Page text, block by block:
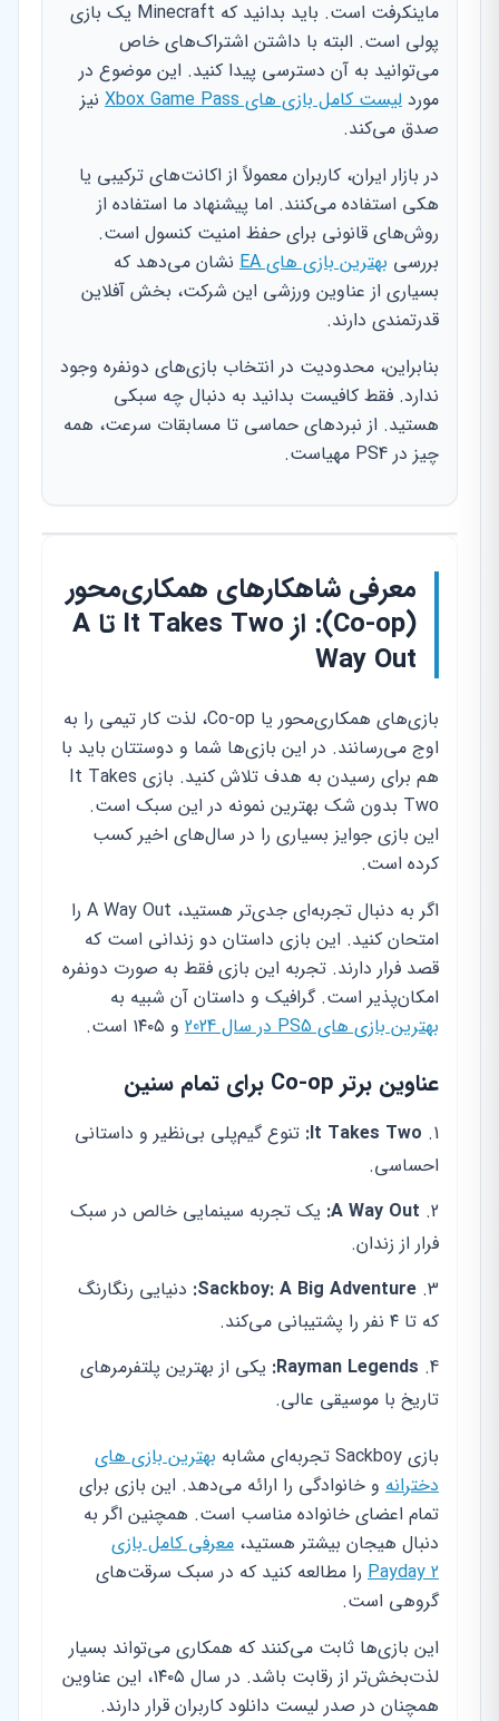
ماینکرفت است. باید بدانید که Minecraft یک بازی
پولی است. البته با داشتن اشتراک‌های خاص
می‌توانید به آن دسترسی پیدا کنید. این موضوع در
مورد لیست کامل بازی های Xbox Game Pass
نیز
صدق می‌کند.
در بازار ایران، کاربران معمولاً از اکانت‌های ترکیبی یا
هکی استفاده می‌کنند. اما پیشنهاد ما استفاده از
روش‌های قانونی برای حفظ امنیت کنسول است.
بررسی بهترین بازی های EA
نشان می‌دهد که
بسیاری از عناوین ورزشی این شرکت، بخش آفلاین
قدرتمندی دارند.
بنابراین، محدودیت در انتخاب بازی‌های دونفره وجود
ندارد. فقط کافیست بدانید به دنبال چه سبکی
هستید. از نبردهای حماسی تا مسابقات سرعت، همه
چیز در PS4 مهیاست.
معرفی شاهکارهای همکاری‌محور
(Co-op): از It Takes Two تا A
Way Out
بازی‌های همکاری‌محور یا Co-op، لذت کار تیمی را به
اوج می‌رسانند. در این بازی‌ها شما و دوستتان باید با
هم برای رسیدن به هدف تلاش کنید. بازی It Takes
Two بدون شک بهترین نمونه در این سبک است.
این بازی جوایز بسیاری را در سال‌های اخیر کسب
کرده است.
اگر به دنبال تجربه‌ای جدی‌تر هستید، A Way Out را
امتحان کنید. این بازی داستان دو زندانی است که
قصد فرار دارند. تجربه این بازی فقط به صورت دونفره
امکان‌پذیر است. گرافیک و داستان آن شبیه به
بهترین بازی های PS5 در سال 2024
و ۱۴۰۵ است.
عناوین برتر Co-op برای تمام سنین
It Takes Two: تنوع گیم‌پلی بی‌نظیر و داستانی
احساسی.
A Way Out: یک تجربه سینمایی خالص در سبک
فرار از زندان.
Sackboy: A Big Adventure: دنیایی رنگارنگ
که تا ۴ نفر را پشتیبانی می‌کند.
Rayman Legends: یکی از بهترین پلتفرمرهای
تاریخ با موسیقی عالی.
بازی Sackboy تجربه‌ای مشابه
بهترین بازی های
دخترانه و خانوادگی را ارائه می‌دهد. این بازی برای
تمام اعضای خانواده مناسب است. همچنین اگر به
دنبال هیجان بیشتر هستید، معرفی کامل بازی
Payday 2 را مطالعه کنید که در سبک سرقت‌های
گروهی است.
این بازی‌ها ثابت می‌کنند که همکاری می‌تواند بسیار
لذت‌بخش‌تر از رقابت باشد. در سال ۱۴۰۵، این عناوین
همچنان در صدر لیست دانلود کاربران قرار دارند.